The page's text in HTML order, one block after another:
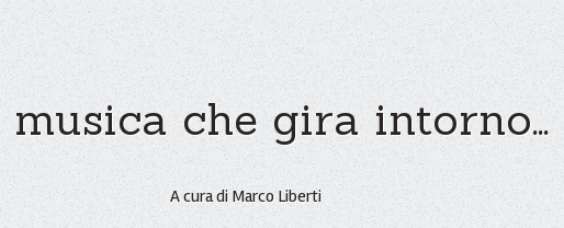
che gira intorno...
A cura di Marco Liberti